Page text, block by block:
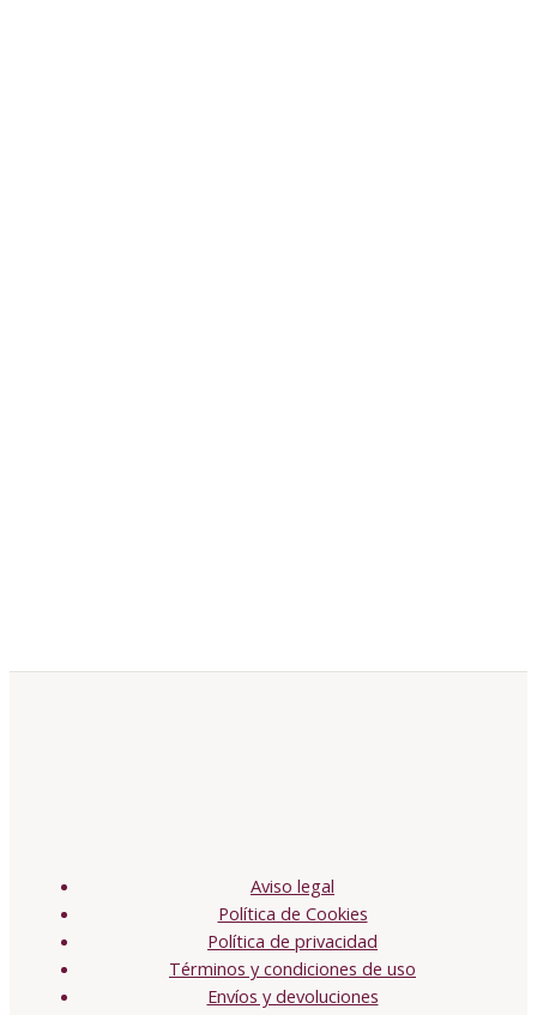
Aviso legal
Política de Cookies
Política de privacidad
Términos y condiciones de uso
Envíos y devoluciones